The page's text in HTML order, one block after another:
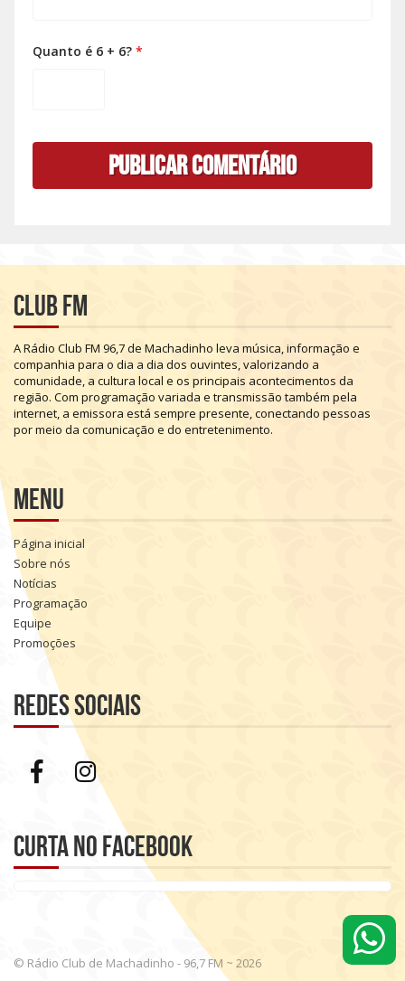
Quanto é 6 + 6? *
Club FM
ARádio Club FM 96,7de Machadinho leva música,informação e
companhia para o dia a dia dos ouvintes,valorizando a
comunidade, a cultura local e os principais acontecimentos da
região. Com programação variada e transmissão também pela
internet, a emissora está sempre presente,conectando pessoas
pormeio da comunicação e do entretenimento.
Menu
Página inicial
Sobre nós
Notícias
Programação
Equipe
Promoções
Redes sociais
Curta no Facebook
© Rádio Club de Machadinho - 96,7 FM ~ 2026